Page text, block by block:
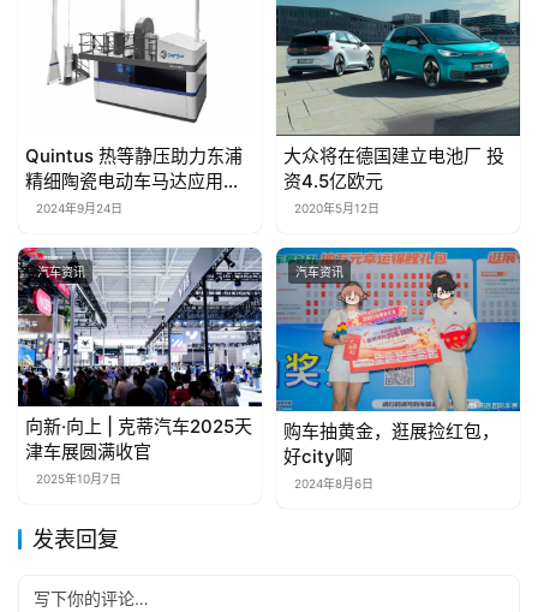
Quintus 热等静压助力东浦
精细陶瓷电动车马达应用的
Si3Ni4 轴承球的生产
2024年9月24日
大众将在德国建立电池厂 投
资4.5亿欧元
2020年5月12日
汽车资讯
向新·向上 | 克蒂汽车2025天
津车展圆满收官
2025年10月7日
汽车资讯
购车抽黄金，逛展捡红包，
好city啊
2024年8月6日
发表回复